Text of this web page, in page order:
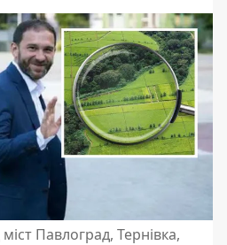
Павлоград, Тернівка,